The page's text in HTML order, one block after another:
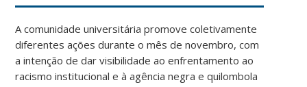
A comunidade universitária promove coletivamente
diferentes ações durante o mês de novembro, com
a intenção de dar visibilidade ao enfrentamento ao
racismo institucional e à agência negra e quilombola